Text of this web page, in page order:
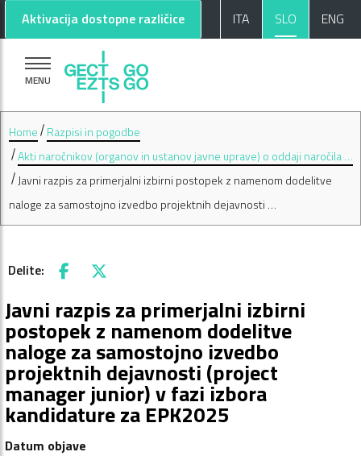
Pojdi na glavno vsebino
Pojdi na nogo strani
Aktivacija dostopne različice ITA SLO ENG
MENU
Home
Razpisi in pogodbe
Akti naročnikov (organov in ustanov javne uprave) o oddaji naročila …
Javni razpis za primerjalni izbirni postopek z namenom dodelitve
naloge za samostojno izvedbo projektnih dejavnosti …
Delite: Facebook
X
Javni razpis za primerjalni izbirni
postopek z namenom dodelitve
naloge za samostojno izvedbo
projektnih dejavnosti (project
manager junior) v fazi izbora
kandidature za EPK2025
Datum objave